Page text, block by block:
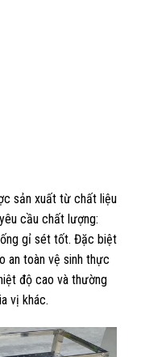
sản xuất từ chất liệu
cầu chất lượng:
gỉ sét tốt. Đặc biệt
an toàn vệ sinh thực
độ cao và thường
vị khác.